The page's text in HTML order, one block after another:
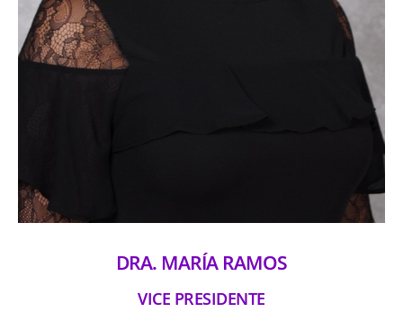
DRA. MARÍA RAMOS
VICE PRESIDENTE